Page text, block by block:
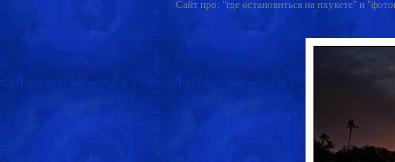
Сайт про: "где остановиться на пхукете" и